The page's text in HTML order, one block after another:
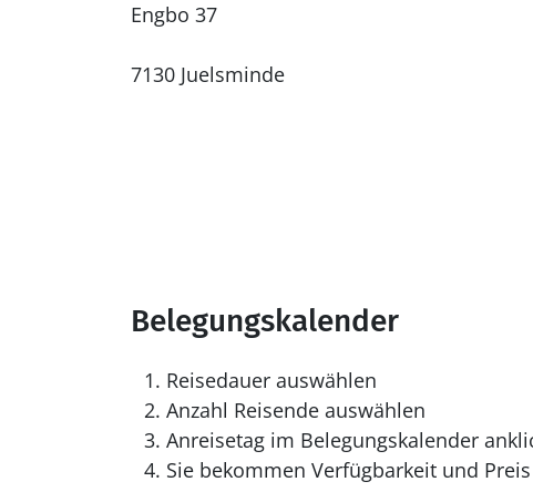
Engbo 37
7130 Juelsminde
Belegungskalender
Reisedauer auswählen
Anzahl Reisende auswählen
Anreisetag im Belegungskalender
Sie bekommen Verfügbarkeit und